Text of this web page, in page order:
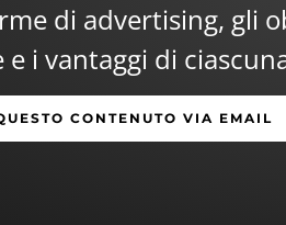
di advertising, gli
e i vantaggi di
CONTENUTO VIA EMAIL